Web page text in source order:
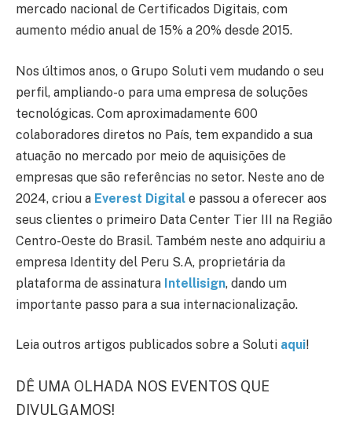
mercado nacional de Certificados Digitais, com
aumento médio anual de 15% a 20% desde 2015.
Nos últimos anos, o Grupo Soluti vem mudando o seu
perfil, ampliando-o para uma empresa de soluções
tecnológicas. Com aproximadamente 600
colaboradores diretos no País, tem expandido a sua
atuação no mercado por meio de aquisições de
empresas que são referências no setor. Neste ano de
2024, criou a Everest Digital e passou a oferecer aos
seus clientes o primeiro Data Center Tier III na Região
Centro-Oeste do Brasil. Também neste ano adquiriu a
empresa Identity del Peru S.A, proprietária da
plataforma de assinatura Intellisign, dando um
importante passo para a sua internacionalização.
Leia outros artigos publicados sobre a Soluti aqui!
DÊ UMA OLHADA NOS EVENTOS QUE
DIVULGAMOS!